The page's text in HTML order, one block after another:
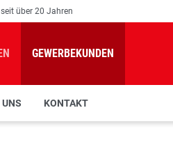
über 20 Jahren
GEWERBEKUNDEN
UNS KONTAKT